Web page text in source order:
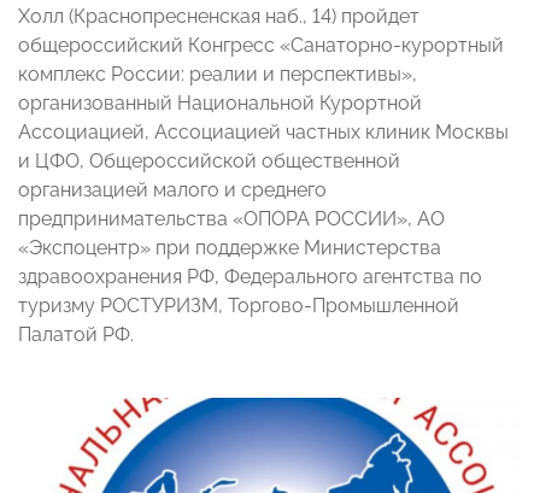
Холл (Краснопресненская наб., 14) пройдет
общероссийский Конгресс «Санаторно-курортный
комплекс России: реалии и перспективы»,
организованный Национальной Курортной
Ассоциацией, Ассоциацией частных клиник Москвы
и ЦФО, Общероссийской общественной
организацией малого и среднего
предпринимательства «ОПОРА РОССИИ», АО
«Экспоцентр» при поддержке Министерства
здравоохранения РФ, Федерального агентства по
туризму РОСТУРИЗМ, Торгово-Промышленной
Палатой РФ.